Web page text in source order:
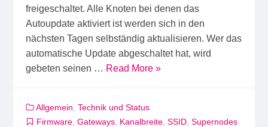
freigeschaltet. Alle Knoten bei denen das
Autoupdate aktiviert ist werden sich in den
nächsten Tagen selbständig aktualisieren. Wer das
automatische Update abgeschaltet hat, wird
gebeten seinen … Read More »
Allgemein Technik und Status
Firmware, Gateways, Kanalbreite, SSID, Supernodes